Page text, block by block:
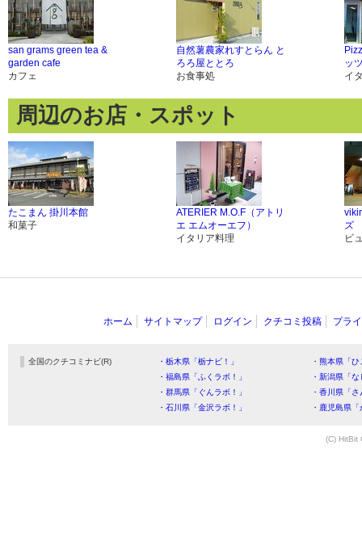
san grams green tea &
garden cafe
カフェ
自然薯農家れすとらん と
ろろ屋ととろ
お食事処
ッ
イ
周辺のお店・スポット
たこまん 掛川本館
和菓子
ATERIER M.O.F（アトリ
エ エムオーエフ）
イタリア料理
ズ
ビ
ホーム サイトマップ ログイン クチコミ投稿 プラ
全国のクチコミナビ(R) ・栃木県「栃ナビ！」
・熊本県「
・福島県「ふくラボ！」
・新潟県「
・群馬県「ぐんラボ！」
・香川県「
・石川県「金沢ラボ！」
・鹿児島県
(C) HitBit